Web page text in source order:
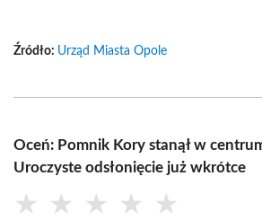
Źródło: Urząd Miasta Opole
Oceń: Pomnik Kory stanął w
Uroczyste odsłonięcie już wkrótce
★ ★ ★ ★ ★